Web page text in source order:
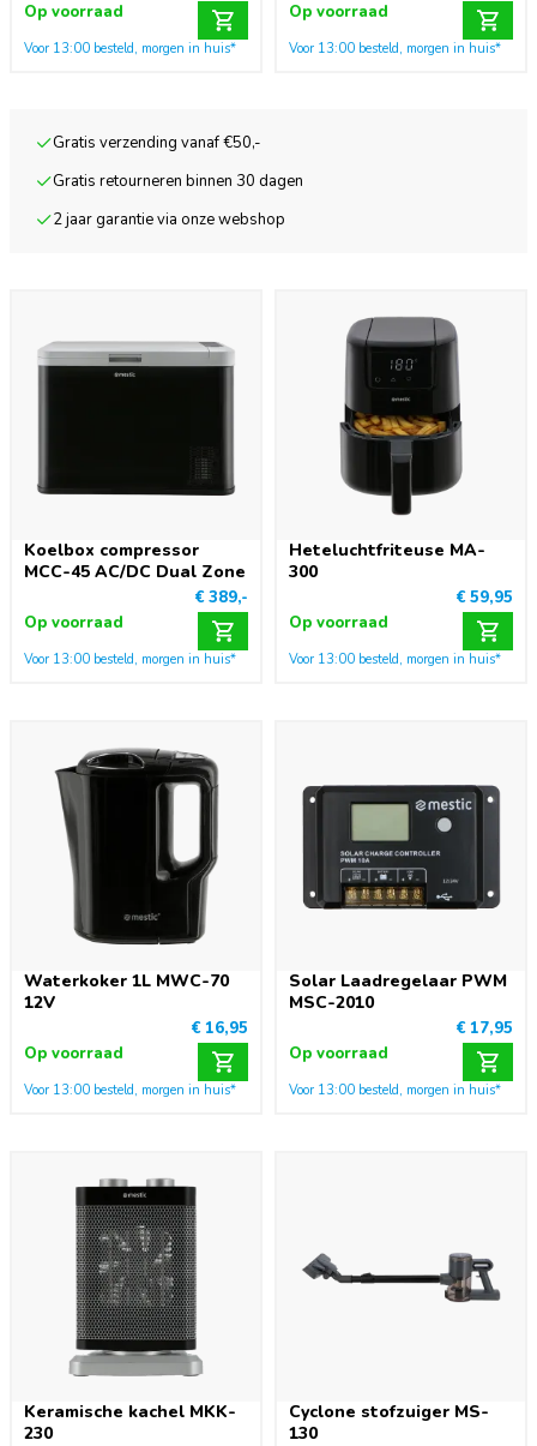
Op voorraad
Voor 13:00 besteld, morgen in huis*
Op voorraad
Voor 13:00 besteld, morgen in huis*
Gratis verzending vanaf €50,-
Gratis retourneren binnen 30 dagen
2 jaar garantie via onze webshop
Koelbox compressor
MCC-45 AC/DC Dual Zone
€ 389,-
Op voorraad
Voor 13:00 besteld, morgen in huis*
Heteluchtfriteuse MA-
300
€ 59,95
Op voorraad
Voor 13:00 besteld, morgen in huis*
Waterkoker 1L MWC-70
12V
€ 16,95
Op voorraad
Voor 13:00 besteld, morgen in huis*
Solar Laadregelaar PWM
MSC-2010
€ 17,95
Op voorraad
Voor 13:00 besteld, morgen in huis*
Keramische kachel MKK-
230
Cyclone stofzuiger MS-
130